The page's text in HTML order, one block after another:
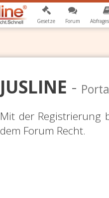
Gesetze Forum
JUSLINE -
Mit der Registrierung
dem Forum Recht.